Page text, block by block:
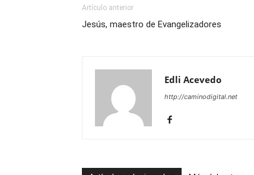
Artículo anterior
Jesús, maestro de Evangelizadores
Edli Acevedo
http://caminodigital.net